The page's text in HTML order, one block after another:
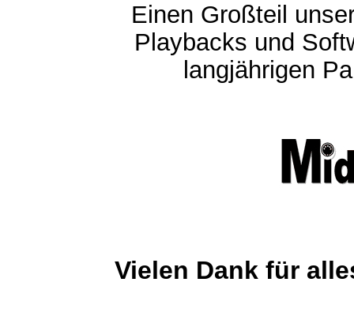
Einen Großteil
Playbacks und
langjährigen
Vielen Dank für